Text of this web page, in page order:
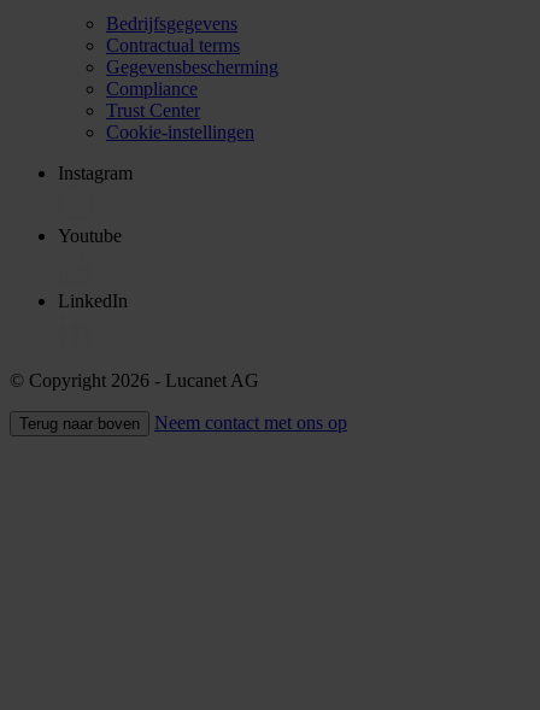
Bedrijfsgegevens
Contractual terms
Gegevensbescherming
Compliance
Trust Center
Cookie-instellingen
Instagram
Youtube
LinkedIn
© Copyright 2026 - Lucanet AG
Terug naar boven Neem contact met ons op